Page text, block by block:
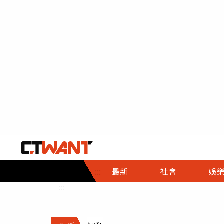
::: 最新 社會
社會首頁
時事
調查
娛樂
娛樂首頁
即時
財經首頁
熱線
政